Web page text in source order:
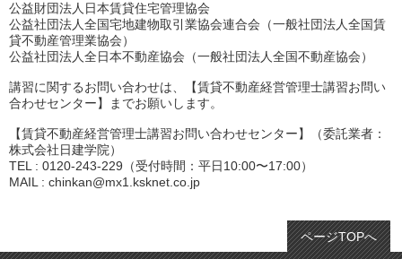
公益財団法人日本賃貸住宅管理協会
公益社団法人全国宅地建物取引業協会連合会（一般社団法人全国賃
貸不動産管理業協会）
公益社団法人全日本不動産協会（一般社団法人全国不動産協会）
講習に関するお問い合わせは、【賃貸不動産経営管理士講習お問い
合わせセンター】までお願いします。
【賃貸不動産経営管理士講習お問い合わせセンター】（委託業者：
株式会社日建学院）
TEL : 0120-243-229（受付時間：平日10:00〜17:00）
MAIL : chinkan@mx1.ksknet.co.jp
ページTOPへ